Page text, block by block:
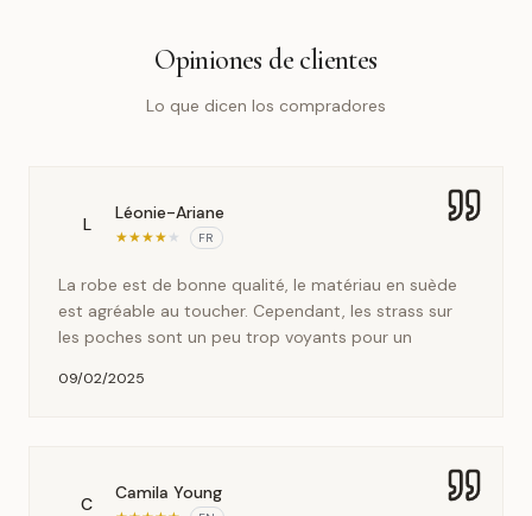
Opiniones de clientes
Lo que dicen los compradores
L
Léonie-Ariane
★★★★★ FR
La robe est de bonne qualité, le matériau en suède
est agréable au toucher. Cependant, les strass sur
les poches sont un peu trop voyants pour un
09/02/2025
C
Camila Young